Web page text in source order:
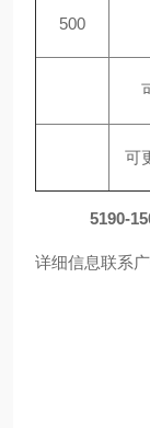
500
可
5190-
详细信息联系